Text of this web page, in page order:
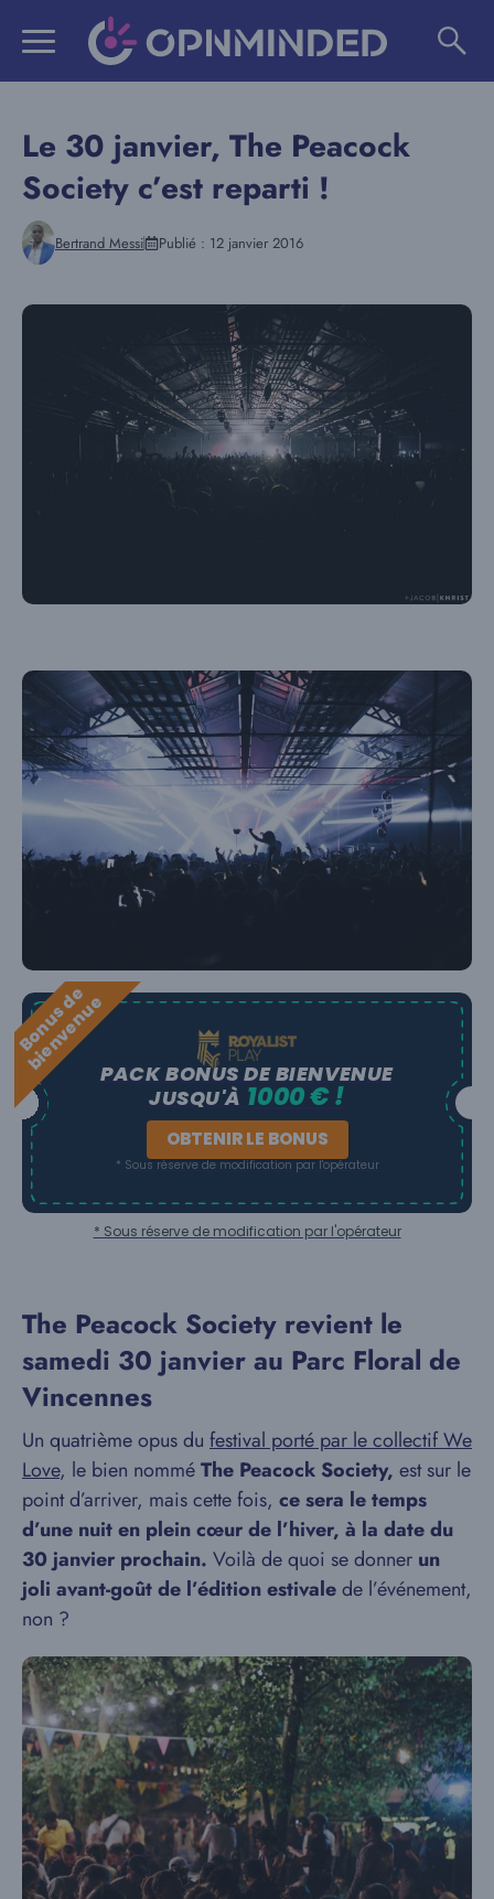
Le 30 janvier, The Peacock
Society c’est reparti !
Bertrand Messi Publié : 12 janvier 2016
B
o
n
u
s
d
e
b
i
e
n
v
e
n
u
ePACK BONUS DE BIENVENUE
JUSQU'À 1000 € !
OBTENIR LE BONUS
* Sous réserve de modification par l'opérateur
* Sous réserve de modification par l'opérateur
The Peacock Society revient le
samedi 30 janvier au Parc Floral de
Vincennes
Un quatrième opus du festival porté par le collectif We
Love, le bien nomméThe Peacock Society, est sur le
point d’arriver, mais cette fois, ce sera le temps
d’une nuit en plein cœur de l’hiver, à la date du
30 janvier prochain. Voilà de quoi se donner un
joli avant-goût de l’édition estivalede l’événement,
non ?